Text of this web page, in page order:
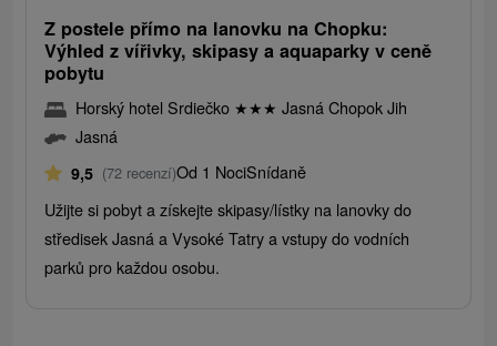
Z postele přímo na lanovku na Chopku:
Výhled z vířivky, skipasy a aquaparky v ceně
pobytu
Horský hotel Srdiečko ★★★ Jasná Chopok Jih
Jasná
9,5 (72 recenzí)Od 1 NociSnídaně
Užijte si pobyt a získejte skipasy/lístky na lanovky do
středisek Jasná a Vysoké Tatry a vstupy do vodních
parků pro každou osobu.